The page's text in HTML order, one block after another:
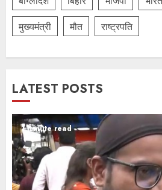
मुख्यमंत्री
मौत राष्ट्रपति
LATEST POSTS
1 minute read